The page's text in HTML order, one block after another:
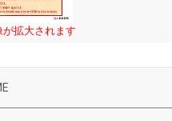
拡大されます